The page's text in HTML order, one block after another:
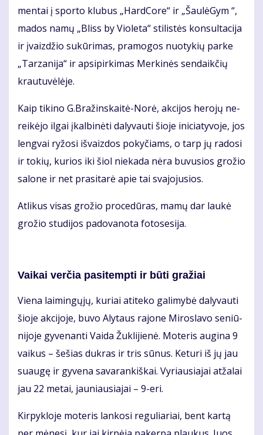
men­tai į spor­to klu­bus „Hard­Co­re“ ir „Šau­lė­Gym “,
ma­dos na­mų „Bliss by Vio­le­ta“ sti­lis­tės kon­sul­ta­ci­ja
ir įvaiz­džio su­kū­ri­mas, pra­mo­gos nuo­ty­kių par­ke
„Tar­za­ni­ja“ ir ap­si­pir­ki­mas Mer­ki­nės sen­daik­čių
krau­tu­vė­lė­je.
Kaip ti­ki­no G.Bra­žins­kai­tė-No­rė, ak­ci­jos he­ro­jų ne­
rei­kė­jo il­gai įkal­bi­nė­ti da­ly­vau­ti šio­je ini­cia­ty­vo­je, jos
leng­vai ry­žo­si iš­vaiz­dos po­ky­čiams, o tarp jų ra­do­si
ir to­kių, ku­rios iki šiol nie­ka­da nė­ra bu­vu­sios gro­žio
sa­lo­ne ir net pra­si­ta­rė apie tai sva­jo­ju­sios.
At­li­kus vi­sas gro­žio pro­ce­dū­ras, ma­mų dar lau­kė
gro­žio stu­di­jos pa­do­va­no­ta fo­to­se­si­ja.
Vai­kai ver­čia pa­si­temp­ti ir bū­ti gra­žiai
Vie­na lai­min­gų­jų, ku­riai ati­te­ko ga­li­my­bė da­ly­vau­ti
šio­je ak­ci­jo­je, bu­vo Aly­taus ra­jo­ne Mi­ros­la­vo se­niū­
ni­jo­je gy­ve­nan­ti Vai­da Žuk­li­jie­nė. Mo­te­ris au­gi­na 9
vai­kus – še­šias duk­ras ir tris sū­nus. Ke­tu­ri iš jų jau
su­au­gę ir gy­ve­na sa­va­ran­kiš­kai. Vy­riau­sia­jai at­ža­lai
jau 22 me­tai, jau­niau­sia­jai – 9-eri.
Kir­pyk­lo­je mo­te­ris lan­ko­si re­gu­lia­riai, bent kar­tą